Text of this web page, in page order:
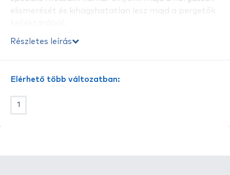
elismerését és kihagyhatatlan lesz majd a pergetők
akkor, amikor a bevált műcsalijaink már csődöt
előfurdoló táplálékhal formájával, így nincs olyan
Részletes leírás
Elérhető több változatban:
1